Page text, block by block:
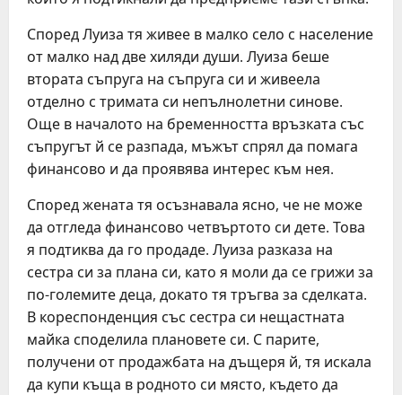
Според Луиза тя живее в малко село с население
от малко над две хиляди души. Луиза беше
втората съпруга на съпруга си и живеела
отделно с тримата си непълнолетни синове.
Още в началото на бременността връзката със
съпругът й се разпада, мъжът спрял да помага
финансово и да проявява интерес към нея.
Според жената тя осъзнавала ясно, че не може
да отгледа финансово четвъртото си дете. Това
я подтиква да го продаде. Луиза разказа на
сестра си за плана си, като я моли да се грижи за
по-големите деца, докато тя тръгва за сделката.
В кореспонденция със сестра си нещастната
майка споделила плановете си. С парите,
получени от продажбата на дъщеря й, тя искала
да купи къща в родното си място, където да